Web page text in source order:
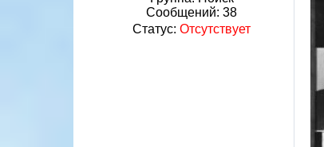
Сообщений: 38
Статус: Отсутствует